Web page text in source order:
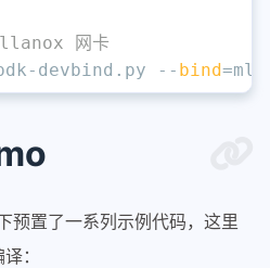
网卡
devbind.py -- bind
预置了一系列示例代码，这里
：